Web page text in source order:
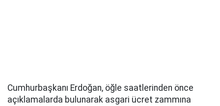
Cumhurbaşkanı Erdoğan, öğle saatlerinden önce
açıklamalarda bulunarak asgari ücret zammına